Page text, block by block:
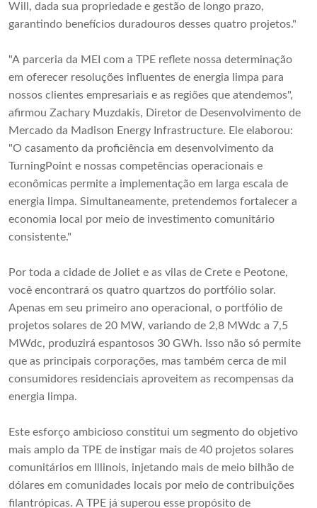
Will, dada sua propriedade e gestão de longo prazo,
garantindo benefícios duradouros desses quatro projetos."
"A parceria da MEI com a TPE reflete nossa determinação
em oferecer resoluções influentes de energia limpa para
nossos clientes empresariais e as regiões que atendemos",
afirmou Zachary Muzdakis, Diretor de Desenvolvimento de
Mercado da Madison Energy Infrastructure. Ele elaborou:
"O casamento da proficiência em desenvolvimento da
TurningPoint e nossas competências operacionais e
econômicas permite a implementação em larga escala de
energia limpa. Simultaneamente, pretendemos fortalecer a
economia local por meio de investimento comunitário
consistente."
Por toda a cidade de Joliet e as vilas de Crete e Peotone,
você encontrará os quatro quartzos do portfólio solar.
Apenas em seu primeiro ano operacional, o portfólio de
projetos solares de 20 MW, variando de 2,8 MWdc a 7,5
MWdc, produzirá espantosos 30 GWh. Isso não só permite
que as principais corporações, mas também cerca de mil
consumidores residenciais aproveitem as recompensas da
energia limpa.
Este esforço ambicioso constitui um segmento do objetivo
mais amplo da TPE de instigar mais de 40 projetos solares
comunitários em Illinois, injetando mais de meio bilhão de
dólares em comunidades locais por meio de contribuições
filantrópicas. A TPE já superou esse propósito de